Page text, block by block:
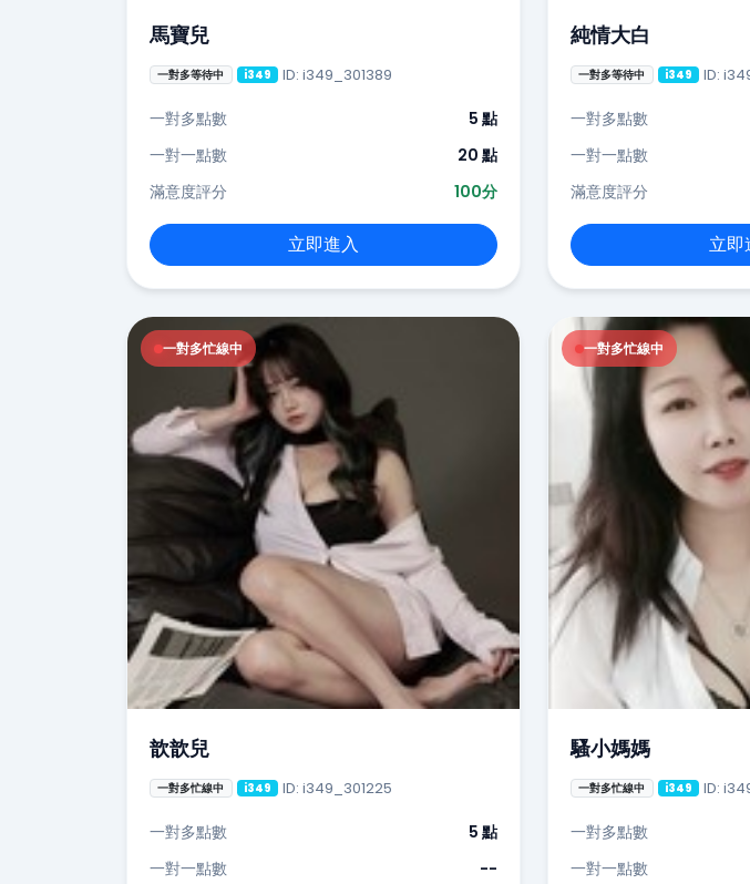
馬寶兒
一對多等待中 i349 ID: i349_301389
一對多點數
5 點
一對一點數
20 點
滿意度評分
100分
立即進入
純情大白
一對多等待中 i349 ID:
一對多點數
一對一點數
滿意度評分
立即
一對多忙線中
歆歆兒
一對多忙線中 i349 ID: i349_301225
一對多點數
5 點
一對一點數
--
一對多忙線中
騷小媽媽
一對多忙線中 i349 ID:
一對多點數
一對一點數